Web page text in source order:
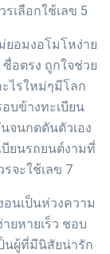
รเลือกใช้เลข 5
อมงอโมโหง่าย
อตรง ถูกใจช่วย
ไรใหม่ๆมีโลก
บข้างทะเบียน
จนกดดันตัวเอง
ยนรถยนต์งามที่
จะใช้เลข 7
นเป็นห่วงความ
ยหายเร็ว ชอบ
นผู้ที่มีนิสัยน่ารัก